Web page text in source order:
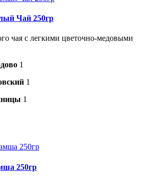
Чай 250гр
чая с легкими цветочно-медовыми
1
1
1
250гр